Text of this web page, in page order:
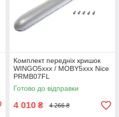
Комплект передніх кришок
WINGO5xxx / MOBY5xxx Nice
PRMB07FL
Готово до відправки
4 010 ₴ 4 266 ₴